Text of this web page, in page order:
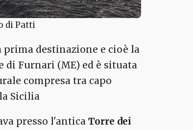
di Patti
destinazione e cioè la
di Furnari (ME) ed è situata
compresa tra capo
Sicilia
presso l'antica Torre dei